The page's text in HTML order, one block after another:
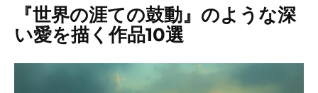
『世界の涯ての鼓動』のような深
い愛を描く作品10選